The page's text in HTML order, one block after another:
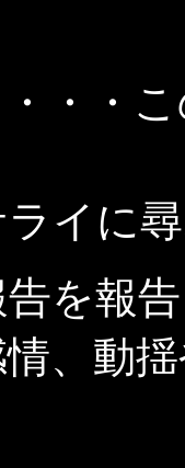
・・・
イに
を報
、動